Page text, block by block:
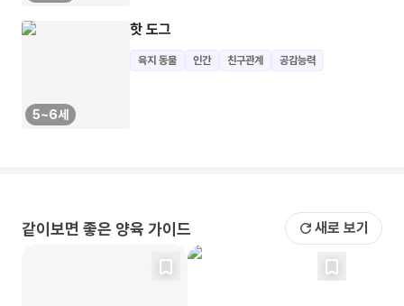
5~6세
핫 도그
육지 동물 인간 친구관계 공감능력
같이보면 좋은 양육 가이드 새로 보기